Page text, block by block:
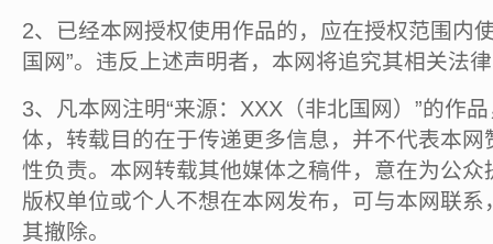
2、已经本网授权使用作品的，应在授权范围内
国网”。违反上述声明者，本网将追究其相关法
3、凡本网注明“来源：XXX（非北国网）”的作
体，转载目的在于传递更多信息，并不代表本
性负责。本网转载其他媒体之稿件，意在为公
版权单位或个人不想在本网发布，可与本网联
其撤除。